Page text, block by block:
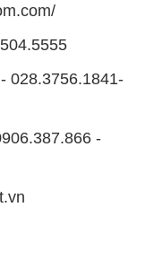
028.3756.1841-
-